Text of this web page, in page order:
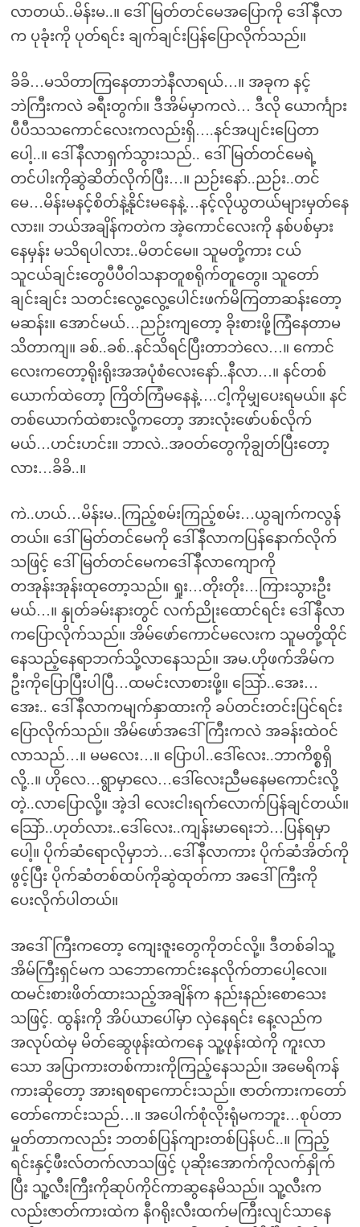
လာတယ်..မိန်းမ..။ ဒေါ်မြတ်တင်မေအပြောကို ဒေါ်နီလာ
က ပုခုံးကို ပုတ်ရင်း ချက်ချင်းပြန်ပြောလိုက်သည်။
ခိခိ…မသိတာကြနေတာဘဲနီလာရယ်…။ အခုက နင့်
ဘဲကြီးကလဲ ခရီးတွက်။ ဒီအိမ်မှာကလဲ… ဒီလို ယောင်္ကျား
ပီပီသသကောင်လေးကလည်းရှိ….နင်အပျင်းပြေတာ
ပေါ့..။ ဒေါ်နီလာရှက်သွားသည်.. ဒေါ်မြတ်တင်မေရဲ့
တင်ပါးကိုဆွဲဆိတ်လိုက်ပြီး…။ ညဉ်းနော်..ညဉ်း..တင်
မေ…မိန်းမနင့်စိတ်နဲ့နိုင်းမနေနဲ့…နင့်လိုယွတယ်များမှတ်နေ
လား။ ဘယ်အချိန်ကတဲက အဲ့ကောင်လေးကို နစ်ပစ်မှား
နေမှန်း မသိရပါလား..မိတင်မေ။ သူမတို့ကား ငယ်
သူငယ်ချင်းတွေပီပီဝါသနာတူစရိုက်တူတွေ။ သူတော်
ချင်းချင်း သတင်းလွေ့လွေ့ပေါင်းဖက်မိကြတာဆန်းတော့
မဆန်း။ အောင်မယ်…ညဉ်းကျတော့ ခိုးစားဖို့ကြံနေတာမ
သိတာကျ။ ခစ်..ခစ်..နင်သိရင်ပြီးတာဘဲလေ…။ ကောင်
လေးကတော့ရိုးရိုးအအပုံစံလေးနော်..နီလာ…။ နင်တစ်
ယောက်ထဲတော့ ကြိတ်ကြံမနေနဲ့….ငါ့ကိုမျှပေးရမယ်။ နင်
တစ်ယောက်ထဲစားလို့ကတော့ အားလုံးဖော်ပစ်လိုက်
မယ်…ဟင်းဟင်း။ ဘာလဲ..အဝတ်တွေကိုချွတ်ပြီးတော့
လား…ခိခိ..။
ကဲ..ဟယ်…မိန်းမ..ကြည့်စမ်းကြည့်စမ်း…ယွချက်ကလွန်
တယ်။ ဒေါ်မြတ်တင်မေကို ဒေါ်နီလာကပြန်နောက်လိုက်
သဖြင့် ဒေါ်မြတ်တင်မေကဒေါ်နီလာကျောကို
တအုန်းအုန်းထုတော့သည်။ ရှုး…တိုးတိုး…ကြားသွားဦး
မယ်…။ နှုတ်ခမ်းနားတွင် လက်ညိုးထောင်ရင်း ဒေါ်နီလာ
ကပြောလိုက်သည်။ အိမ်ဖော်ကောင်မလေးက သူမတို့ထိုင်
နေသည့်နေရာဘက်သို့လာနေသည်။ အမ.ဟိုဖက်အိမ်က
ဦးကိုပြောပြီးပါပြီ…ထမင်းလာစားဖို့။ သြော်..အေး…
အေး.. ဒေါ်နီလာကမျက်နှာထားကို ခပ်တင်းတင်းပြင်ရင်း
ပြောလိုက်သည်။ အိမ်ဖော်အဒေါ်ကြီးကလဲ အခန်းထဲဝင်
လာသည်…။ မမလေး…။ ပြောပါ..ဒေါ်လေး..ဘာကိစ္စရှိ
လို့..။ ဟိုလေ…ရွာမှာလေ…ဒေါ်လေးညီမနေမကောင်းလို့
တဲ့..လာပြောလို့။ အဲ့ဒါ လေးငါးရက်လောက်ပြန်ချင်တယ်။
သြော်..ဟုတ်လား..ဒေါ်လေး..ကျန်းမာရေးဘဲ…ပြန်ရမှာ
ပေါ့။ ပိုက်ဆံရောလိုမှာဘဲ…ဒေါ်နီလာကား ပိုက်ဆံအိတ်ကို
ဖွင့်ပြီး ပိုက်ဆံတစ်ထပ်ကိုဆွဲထုတ်ကာ အဒေါ်ကြီးကို
ပေးလိုက်ပါတယ်။
အဒေါ်ကြီးကတော့ ကျေးဇူးတွေကိုတင်လို့။ ဒီတစ်ခါသူ့
အိမ်ကြီးရှင်မက သဘောကောင်းနေလိုက်တာပေါ့လေ။
ထမင်းစားဖိတ်ထားသည့်အချိန်က နည်းနည်းစောသေး
သဖြင့်. ထွန်းကို အိပ်ယာပေါ်မှာ လှဲနေရင်း နေ့လည်က
အလုပ်ထဲမှ မိတ်ဆွေဖုန်းထဲကနေ သူ့ဖုန်းထဲကို ကူးလာ
သော အပြာကားတစ်ကားကိုကြည့်နေသည်။ အမေရိကန်
ကားဆိုတော့ အားရစရာကောင်းသည်။ ဇာတ်ကားကတော်
တော်ကောင်းသည်…။ အပေါက်စုံလိုးရုံမကဘူး…စုပ်တာ
မှုတ်တာကလည်း ဘတစ်ပြန်ကျားတစ်ပြန်ပင်..။ ကြည့်
ရင်းနှင့်ဖီးလ်တက်လာသဖြင့် ပုဆိုးအောက်ကိုလက်နှိုက်
ပြီး သူ့လီးကြီးကိုဆုပ်ကိုင်ကာဆွနေမိသည်။ သူ့လီးက
လည်းဇာတ်ကားထဲက နီဂရိုးလီးထက်မကြီးလျင်သာနေ